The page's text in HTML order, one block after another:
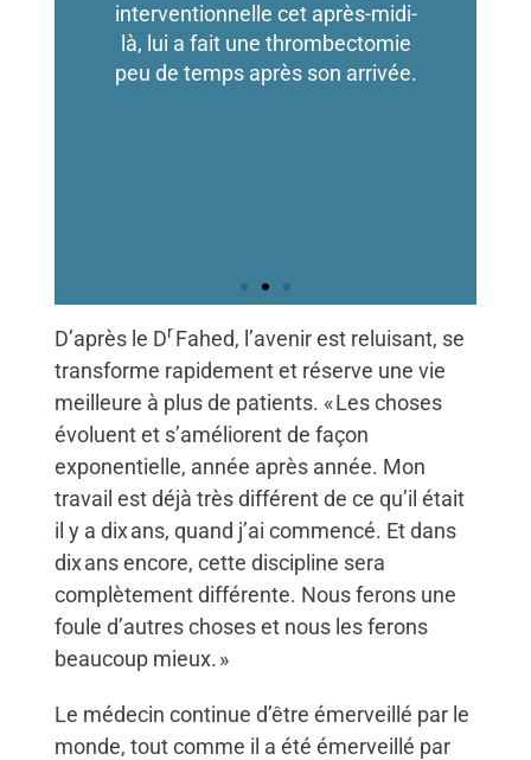
interventionnelle cet après-midi-
là, lui a fait une thrombectomie
peu de temps après son arrivée.
D’après le DrFahed, l’avenir est reluisant, se
transforme rapidement et réserve une vie
meilleure à plus de patients. « Les choses
évoluent et s’améliorent de façon
exponentielle, année après année. Mon
travail est déjà très différent de ce qu’il était
il y a dix ans, quand j’ai commencé. Et dans
dix ans encore, cette discipline sera
complètement différente. Nous ferons une
foule d’autres choses et nous les ferons
beaucoup mieux. »
Le médecin continue d’être émerveillé par le
monde, tout comme il a été émerveillé par